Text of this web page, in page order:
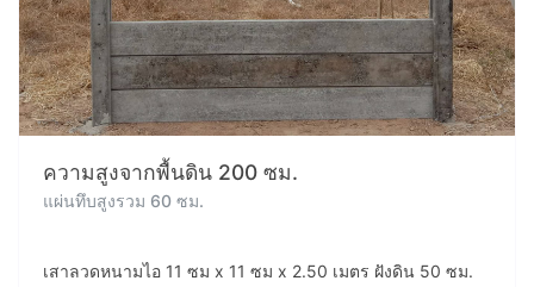
ความสูงจากพื้นดิน 200 ซม.
แผ่นทึบสูงรวม 60 ซม.
เสาลวดหนามไอ 11 ซม x 11 ซม x 2.50 เมตร ฝังดิน 50 ซม.